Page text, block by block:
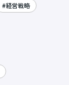
#経営戦略